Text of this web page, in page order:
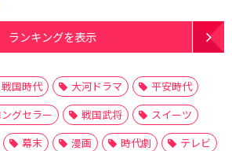
ランキングを表示
戦国時代 大河ドラマ
平安時代
グセラー 戦国武将
スイーツ
幕末 漫画 時代劇
テレビ